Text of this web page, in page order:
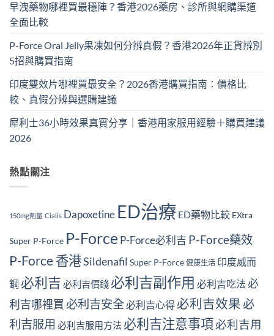
早洩藥物哪裡買最穩陣？香港2026藥房、診所與網購渠道
全面比較
P-Force Oral Jelly果凍如何分辨真假？香港2026年正貨辨別
5招與購買指南
印度雙效片哪裡買最安全？2026香港購買指南：價格比
較、真假分辨與選購建議
犀利士36小時效果真實分享｜香港用家服用經驗＋購買建議
2026
熱點關注
150mg劑量 Cialis Dapoxetine ED治療 ED藥物比較 EXtra
Super P-Force P-Force P-Force必利吉 P-Force藥效
P-Force 香港Sildenafil Super P-Force 健康生活 印度威而
鋼 必利吉 必利吉價錢 必利吉副作用 必利吉吃法 必
利吉哪裡買 必利吉安全必利吉心得必利吉效果必
利吉服用 必利吉服用方法 必利吉注意事項必利吉用